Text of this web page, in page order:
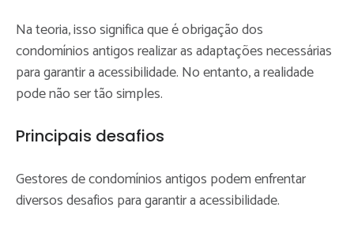
Na teoria, isso significa que é obrigação dos
condomínios antigos realizar as adaptações necessárias
para garantir a acessibilidade. No entanto, a realidade
pode não ser tão simples.
Principais desafios
Gestores de condomínios antigos podem enfrentar
diversos desafios para garantir a acessibilidade.